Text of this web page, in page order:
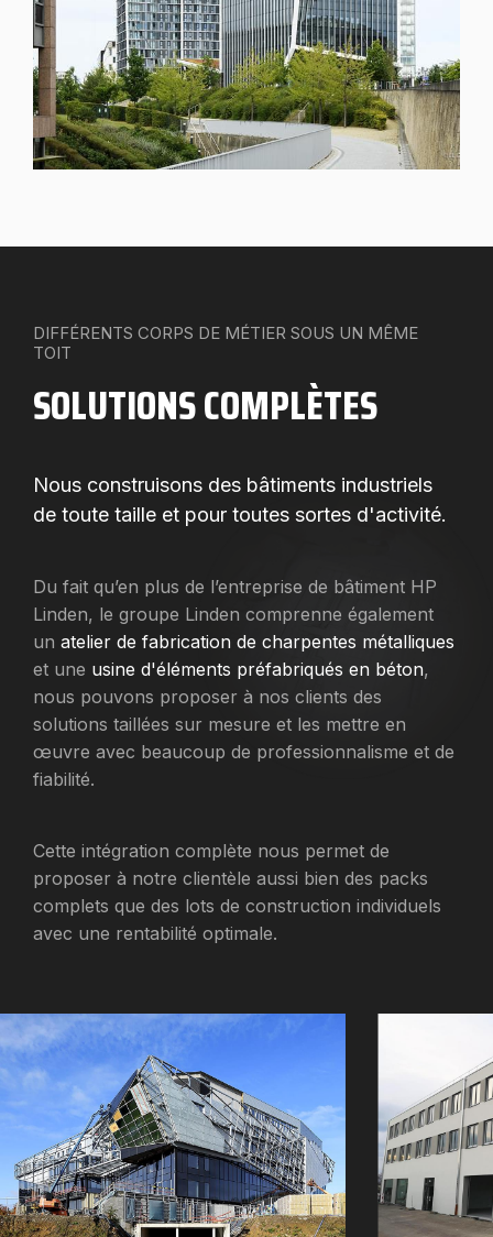
DIFFÉRENTS CORPS DE MÉTIER SOUS UN MÊME
TOIT
SOLUTIONS COMPLÈTES
Nous construisons des bâtiments industriels
de toute taille et pour toutes sortes d'activité.
Du fait qu’en plus de l’entreprise de bâtiment HP
Linden, le groupe Linden comprenne également
un atelier de fabrication de charpentes métalliques
et une usine d'éléments préfabriqués en béton,
nous pouvons proposer à nos clients des
solutions taillées sur mesure et les mettre en
œuvre avec beaucoup de professionnalisme et de
fiabilité.
Cette intégration complète nous permet de
proposer à notre clientèle aussi bien des packs
complets que des lots de construction individuels
avec une rentabilité optimale.